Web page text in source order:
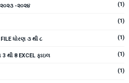
-૨૦૨૪ (1)
(1)
ધોરણ ૩ થી ૮ (1)
થી 8 EXCEL ફાઇલ (1)
(1)